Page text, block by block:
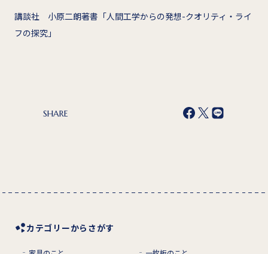
講談社 小原二朗著書「人間工学からの発想-クオリティ・ライ
フの探究」
SHARE
カテゴリーからさがす